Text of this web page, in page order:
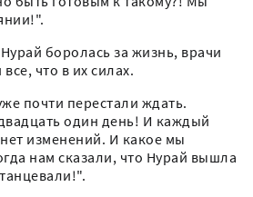
боролась за жизнь, врачи
что в их силах.
почти перестали ждать.
один день! И каждый
изменений. И какое мы
нам сказали, что Нурай вышла